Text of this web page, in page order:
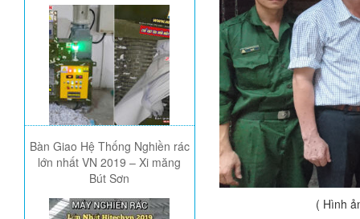
Bàn Giao Hệ Thống Nghiền rác
lớn nhất VN 2019 – Xi măng
Bút Sơn
( Hình